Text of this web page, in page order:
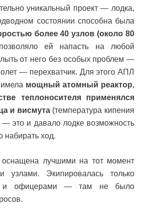
уникальный проект — лодка,
состоянии способна была
более 40 узлов (около 80
ей напасть на любой
от него без особых проблем —
— перехватчик. Для этого АПЛ
мощный атомный реактор,
теплоносителя применялся
и висмута (температура кипения
это и давало лодке возможность
набирать ход.
лучшими на тот момент
узлами. Экипировалась только
и офицерами — там не было